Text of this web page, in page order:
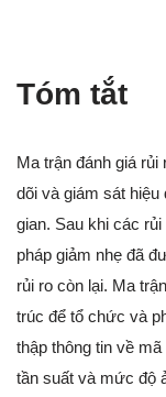
Tóm tắt
Ma trận đánh giá
dõi và giám sát
gian. Sau khi các
pháp giảm nhẹ đã
rủi ro còn lại. Ma
trúc để tổ chức và
thập thông tin về
tần suất và mức độ